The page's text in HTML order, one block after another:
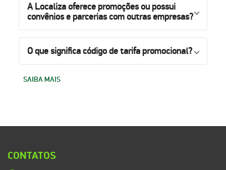
A Localiza oferece promoções ou possui
convênios e parcerias com outras empresas?
O que significa código de tarifa promocional?
SAIBA MAIS
CONTATOS